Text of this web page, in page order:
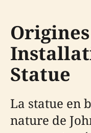
Statue
La statue en
nature de